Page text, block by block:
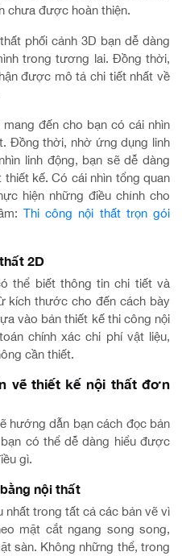
chưa được hoàn thiện.
phối cảnh 3D bạn dễ dàng
trong tương lai. Đồng thời,
được mô tả chi tiết nhất về
đến cho bạn có cái nhìn
Đồng thời, nhờ ứng dụng linh
linh động, bạn sẽ dễ dàng
kế. Có cái nhìn tổng quan
hiện những điều chỉnh cho
Thi công nội thất trọn gói
2D
thể biết thông tin chi tiết và
kích thước cho đến cách bày
vào bản thiết kế thi công nội
chính xác chi phí vật liệu,
cần thiết.
vẽ thiết kế nội thất đơn
hướng dẫn bạn cách đọc bản
có thể dễ dàng hiểu được
gì.
nội thất
nhất trong tất cả các bản vẽ vì
mặt cắt ngang song song,
sàn. Không những thể, trong